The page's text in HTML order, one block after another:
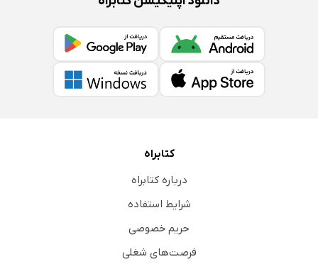
کتابراه
درباره کتابراه
شرایط استفاده
حریم خصوصی
فرصت‌های شغلی